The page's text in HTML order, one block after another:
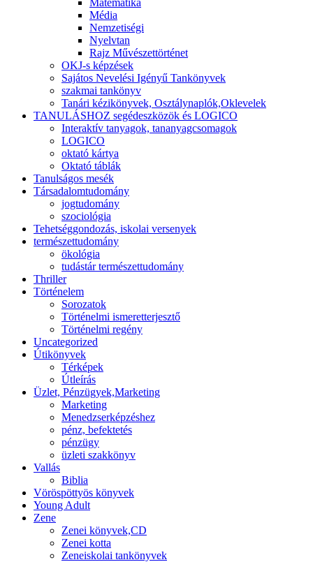
Matematika
Média
Nemzetiségi
Nyelvtan
Rajz Művészettörténet
OKJ-s képzések
Sajátos Nevelési Igényű Tankönyvek
szakmai tankönyv
Tanári kézikönyvek, Osztálynaplók,Oklevelek
TANULÁSHOZ segédeszközök és LOGICO
Interaktív tanyagok, tananyagcsomagok
LOGICO
oktató kártya
Oktató táblák
Tanulságos mesék
Társadalomtudomány
jogtudomány
szociológia
Tehetséggondozás, iskolai versenyek
természettudomány
ökológia
tudástár természettudomány
Thriller
Történelem
Sorozatok
Történelmi ismeretterjesztő
Történelmi regény
Uncategorized
Útikönyvek
Térképek
Útleírás
Üzlet, Pénzügyek,Marketing
Marketing
Menedzserképzéshez
pénz, befektetés
pénzügy
üzleti szakkönyv
Vallás
Biblia
Vöröspöttyös könyvek
Young Adult
Zene
Zenei könyvek,CD
Zenei kotta
Zeneiskolai tankönyvek